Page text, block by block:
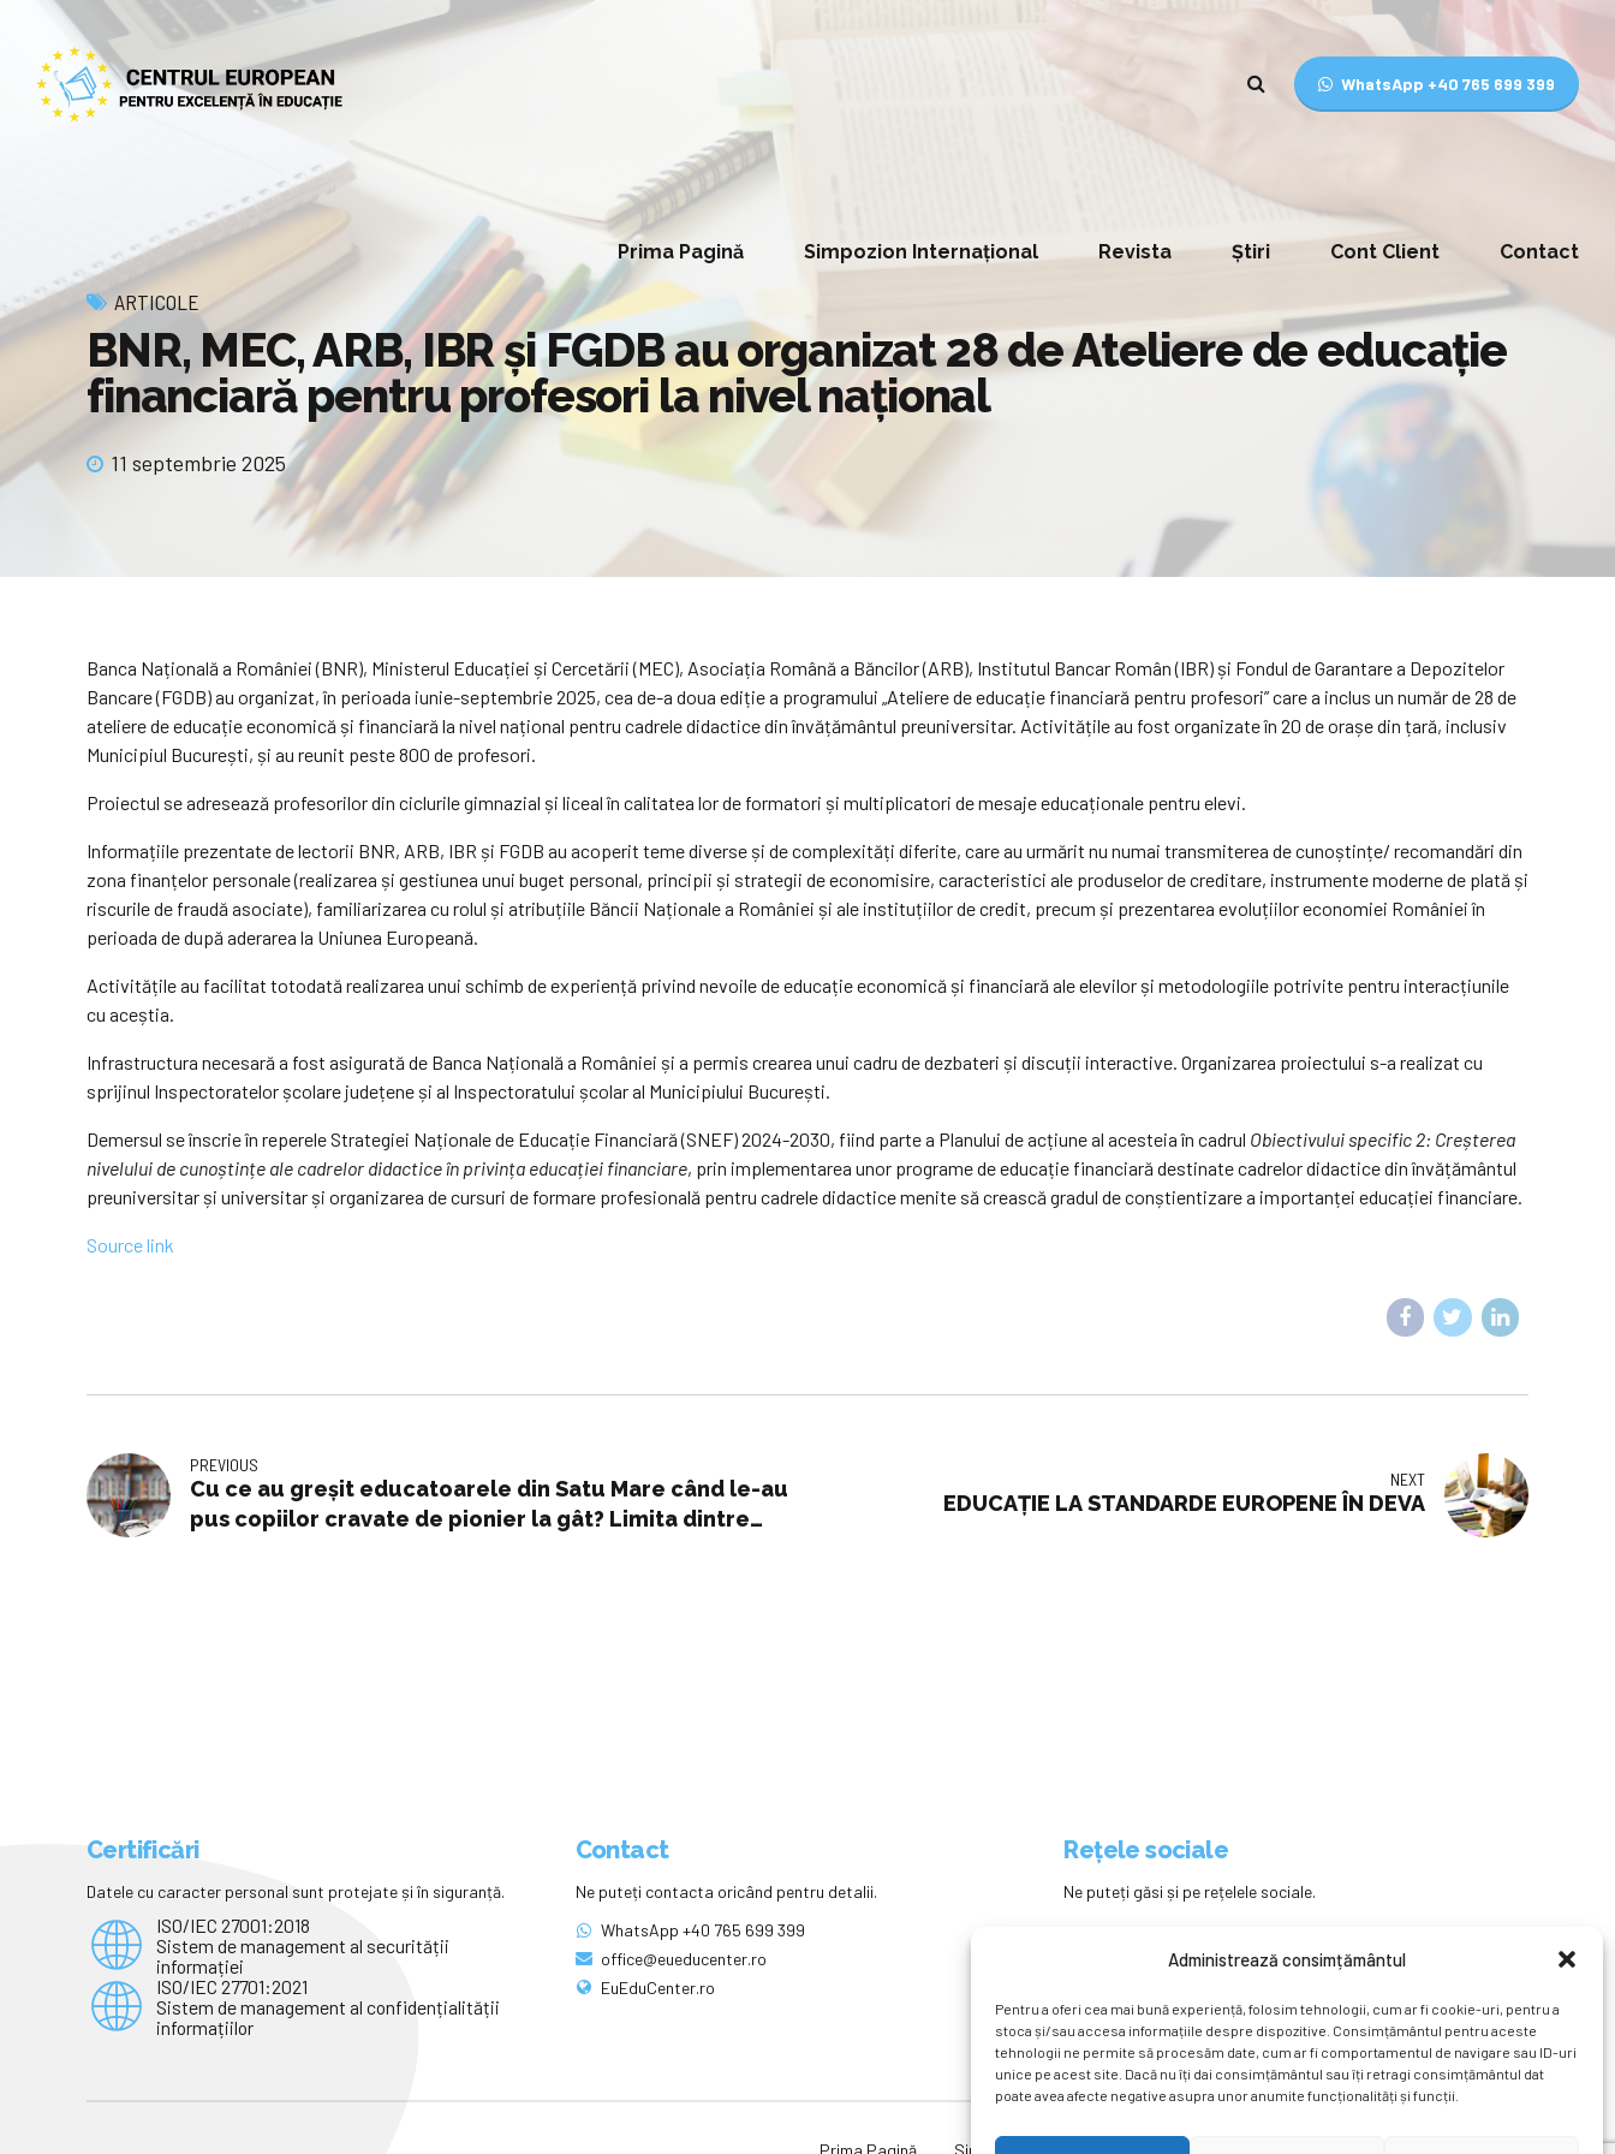
Administrează consimțământul
Pentru a oferi cea mai bună experiență, folosim tehnologii, cum ar fi cookie-uri, pentru a
stoca și/sau accesa informațiile despre dispozitive. Consimțământul pentru aceste
tehnologii ne permite să procesăm date, cum ar fi comportamentul de navigare sau ID-uri
unice pe acest site. Dacă nu îți dai consimțământul sau îți retragi consimțământul dat
poate avea afecte negative asupra unor anumite funcționalități și funcții.
WhatsApp +40 765 699 399
Prima Pagină Simpozion Internațional Revista Știri Cont Client Contact
ARTICOLE
BNR, MEC, ARB, IBR și FGDB au organizat 28 de Ateliere de educație
financiară pentru profesori la nivel național
11 septembrie 2025
Banca Națională a României (BNR), Ministerul Educației și Cercetării (MEC), Asociația Română a Băncilor (ARB), Institutul Bancar Român (IBR) și Fondul de Garantare a Depozitelor
Bancare (FGDB) au organizat, în perioada iunie-septembrie 2025, cea de-a doua ediție a programului „Ateliere de educație financiară pentru profesori” care a inclus un număr de 28 de
ateliere de educație economică și financiară la nivel național pentru cadrele didactice din învățământul preuniversitar. Activitățile au fost organizate în 20 de orașe din țară, inclusiv
Municipiul București, și au reunit peste 800 de profesori.
Proiectul se adresează profesorilor din ciclurile gimnazial și liceal în calitatea lor de formatori și multiplicatori de mesaje educaționale pentru elevi.
Informațiile prezentate de lectorii BNR, ARB, IBR și FGDB au acoperit teme diverse și de complexități diferite, care au urmărit nu numai transmiterea de cunoștințe/ recomandări din
zona finanțelor personale (realizarea și gestiunea unui buget personal, principii și strategii de economisire, caracteristici ale produselor de creditare, instrumente moderne de plată și
riscurile de fraudă asociate), familiarizarea cu rolul și atribuțiile Băncii Naționale a României și ale instituțiilor de credit, precum și prezentarea evoluțiilor economiei României în
perioada de după aderarea la Uniunea Europeană.
Activitățile au facilitat totodată realizarea unui schimb de experiență privind nevoile de educație economică și financiară ale elevilor și metodologiile potrivite pentru interacțiunile
cu aceștia.
Infrastructura necesară a fost asigurată de Banca Națională a României și a permis crearea unui cadru de dezbateri și discuții interactive. Organizarea proiectului s-a realizat cu
sprijinul Inspectoratelor școlare județene și al Inspectoratului școlar al Municipiului București.
Demersul se înscrie în reperele Strategiei Naționale de Educație Financiară (SNEF) 2024-2030, fiind parte a Planului de acțiune al acesteia în cadrul Obiectivului specific 2: Creșterea
nivelului de cunoștințe ale cadrelor didactice în privința educației financiare, prin implementarea unor programe de educație financiară destinate cadrelor didactice din învățământul
preuniversitar și universitar și organizarea de cursuri de formare profesională pentru cadrele didactice menite să crească gradul de conștientizare a importanței educației financiare.
Source link
PREVIOUS
Cu ce au greșit educatoarele din Satu Mare când le-au
pus copiilor cravate de pionier la gât? Limita dintre
NEXT
EDUCAȚIE LA STANDARDE EUROPENE ÎN DEVA
Certificări
Datele cu caracter personal sunt protejate și în siguranță.
ISO/IEC 27001:2018
Sistem de management al securității
informației
ISO/IEC 27701:2021
Sistem de management al confidențialității
informațiilor
Contact
Ne puteți contacta oricând pentru detalii.
WhatsApp +40 765 699 399
office@eueducenter.ro
EuEduCenter.ro
Rețele sociale
Ne puteți găsi și pe rețelele sociale.